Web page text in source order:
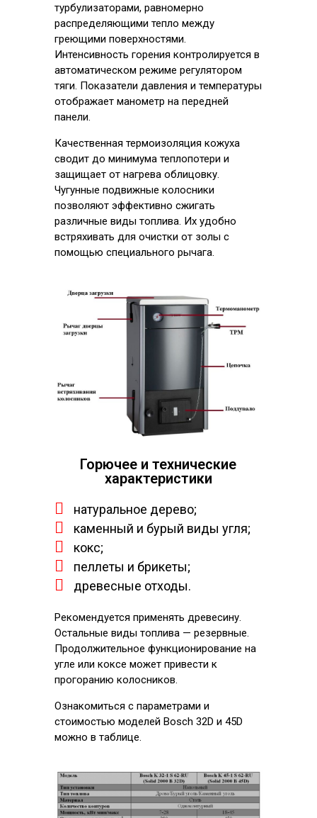
турбулизаторами, равномерно
распределяющими тепло между
греющими поверхностями.
Интенсивность горения контролируется в
автоматическом режиме регулятором
тяги. Показатели давления и температуры
отображает манометр на передней
панели.
Качественная термоизоляция кожуха
сводит до минимума теплопотери и
защищает от нагрева облицовку.
Чугунные подвижные колосники
позволяют эффективно сжигать
различные виды топлива. Их удобно
встряхивать для очистки от золы с
помощью специального рычага.
Горючее и технические
характеристики
натуральное дерево;
каменный и бурый виды угля;
кокс;
пеллеты и брикеты;
древесные отходы.
Рекомендуется применять древесину.
Остальные виды топлива — резервные.
Продолжительное функционирование на
угле или коксе может привести к
прогоранию колосников.
Ознакомиться с параметрами и
стоимостью моделей Bosch 32D и 45D
можно в таблице.